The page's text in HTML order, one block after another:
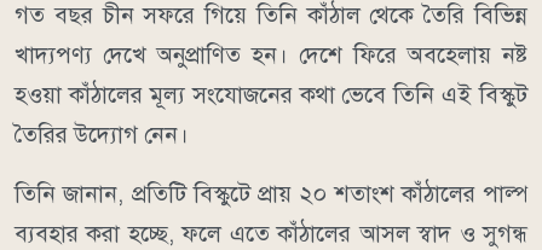
গত বছর চীন সফরে গিয়ে তিনি কাঁঠাল থেকে তৈরি বিভিন্ন
খাদ্যপণ্য দেখে অনুপ্রাণিত হন। দেশে ফিরে অবহেলায় নষ্ট
হওয়া কাঁঠালের মূল্য সংযোজনের কথা ভেবে তিনি এই বিস্কুট
তৈরির উদ্যোগ নেন।
তিনি জানান, প্রতিটি বিস্কুটে প্রায় ২০ শতাংশ কাঁঠালের পাল্প
ব্যবহার করা হচ্ছে, ফলে এতে কাঁঠালের আসল স্বাদ ও সুগন্ধ